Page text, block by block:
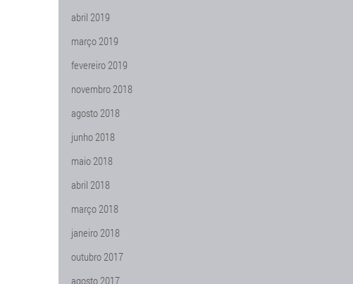
abril 2019
março 2019
fevereiro 2019
novembro 2018
agosto 2018
junho 2018
maio 2018
abril 2018
março 2018
janeiro 2018
outubro 2017
agosto 2017